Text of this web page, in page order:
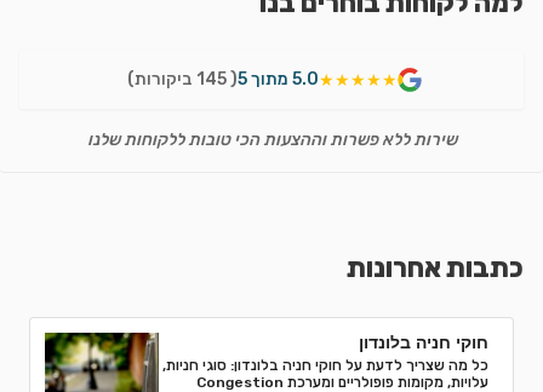
★★★★★5.0 מתוך 5 ( 145 ביקורות)
שירות ללא פשרות וההצעות הכי טובות ללקוחות שלנו
כתבות אחרונות
חוקי חניה בלונדון
כל מה שצריך לדעת על חוקי חניה בלונדון: סוגי חניות,
עלויות, מקומות פופולריים ומערכת Congestion